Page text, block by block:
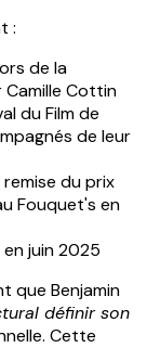
:
de la
Cottin
du Film de
de leur
du prix
Fouquet's en
juin 2025
que Benjamin
définir son
Cette